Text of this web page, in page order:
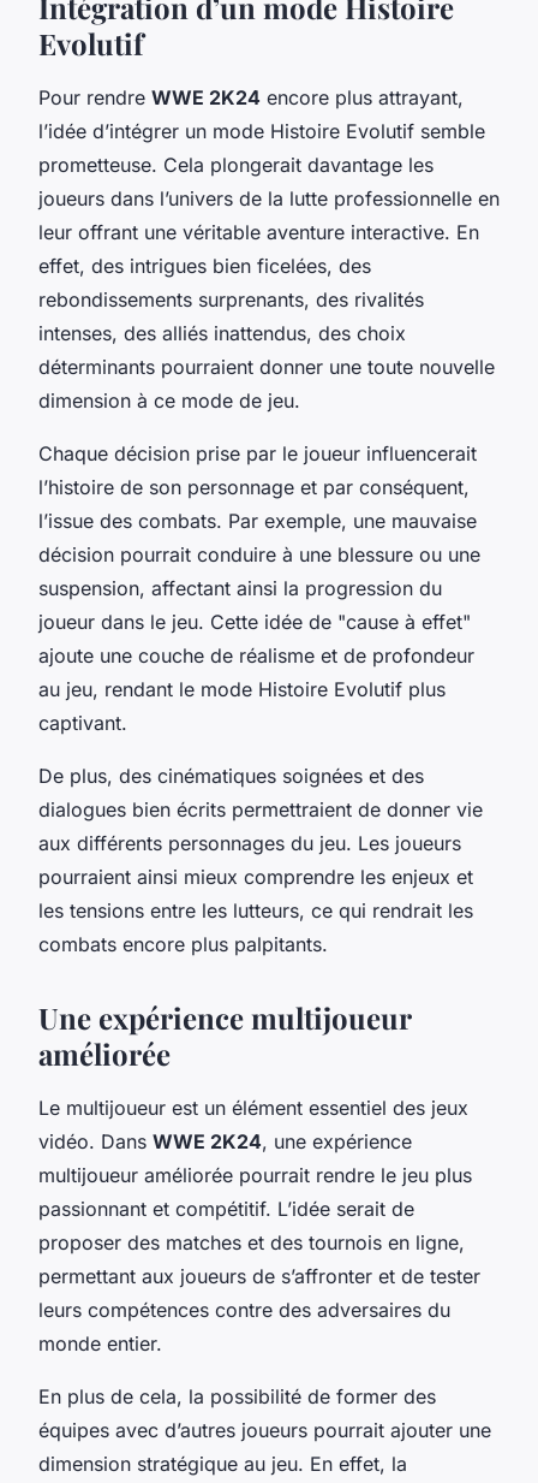
Evolutif
Pour rendre WWE 2K24 encore plus attrayant,
l’idée d’intégrer un mode Histoire Evolutif semble
prometteuse. Cela plongerait davantage les
joueurs dans l’univers de la lutte professionnelle en
leur offrant une véritable aventure interactive. En
effet, des intrigues bien ficelées, des
rebondissements surprenants, des rivalités
intenses, des alliés inattendus, des choix
déterminants pourraient donner une toute nouvelle
dimension à ce mode de jeu.
Chaque décision prise par le joueur influencerait
l’histoire de son personnage et par conséquent,
l’issue des combats. Par exemple, une mauvaise
décision pourrait conduire à une blessure ou une
suspension, affectant ainsi la progression du
joueur dans le jeu. Cette idée de "cause à effet"
ajoute une couche de réalisme et de profondeur
au jeu, rendant le mode Histoire Evolutif plus
captivant.
De plus, des cinématiques soignées et des
dialogues bien écrits permettraient de donner vie
aux différents personnages du jeu. Les joueurs
pourraient ainsi mieux comprendre les enjeux et
les tensions entre les lutteurs, ce qui rendrait les
combats encore plus palpitants.
Une expérience multijoueur
améliorée
Le multijoueur est un élément essentiel des jeux
vidéo. Dans WWE 2K24, une expérience
multijoueur améliorée pourrait rendre le jeu plus
passionnant et compétitif. L’idée serait de
proposer des matches et des tournois en ligne,
permettant aux joueurs de s’affronter et de tester
leurs compétences contre des adversaires du
monde entier.
En plus de cela, la possibilité de former des
équipes avec d’autres joueurs pourrait ajouter une
dimension stratégique au jeu. En effet, la